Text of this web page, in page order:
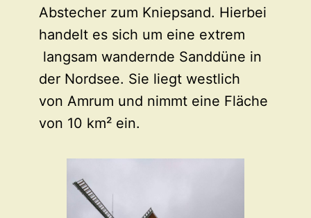
Abstecher zum Kniepsand. Hierbei
handelt es sich um eine extrem
langsam wandernde Sanddüne in
der Nordsee. Sie liegt westlich
von Amrum und nimmt eine Fläche
von 10 km² ein.